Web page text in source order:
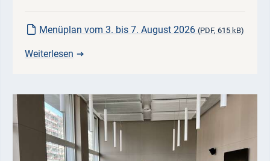
Menüplan vom 3. bis 7. August 2026 (PDF, 615 kB)
Weiterlesen